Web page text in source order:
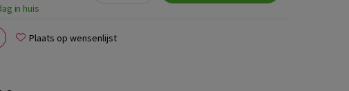
in huis
Plaats op wensenlijst